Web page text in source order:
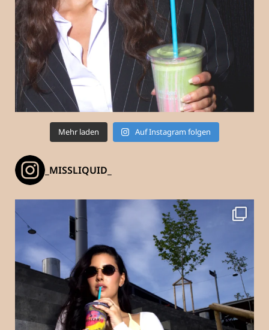
Mehr laden Auf Instagram folgen
_MISSLIQUID_